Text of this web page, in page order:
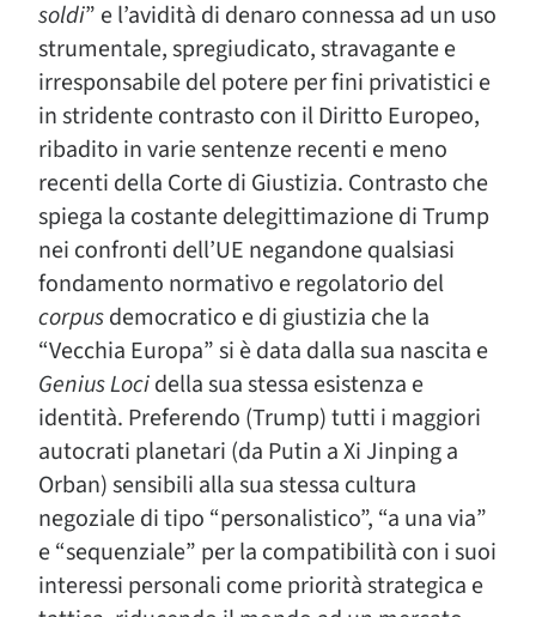
soldi” e l’avidità di denaro connessa ad un uso
strumentale, spregiudicato, stravagante e
irresponsabile del potere per fini privatistici e
in stridente contrasto con il Diritto Europeo,
ribadito in varie sentenze recenti e meno
recenti della Corte di Giustizia. Contrasto che
spiega la costante delegittimazione di Trump
nei confronti dell’UE negandone qualsiasi
fondamento normativo e regolatorio del
corpusdemocratico e di giustizia che la
“Vecchia Europa” si è data dalla sua nascita e
Genius Locidella sua stessa esistenza e
identità. Preferendo (Trump) tutti i maggiori
autocrati planetari (da Putin a Xi Jinping a
Orban) sensibili alla sua stessa cultura
negoziale di tipo “personalistico”, “a una via”
e “sequenziale” per la compatibilità con i suoi
interessi personali come priorità strategica e